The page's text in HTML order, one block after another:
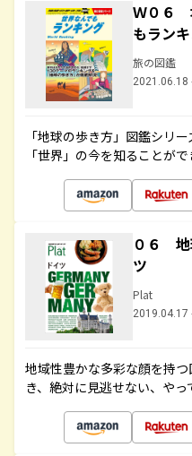
Ｗ０６
もラン
旅の図鑑
2021.06.18
「地球の歩き方」図鑑シリ
「世界」の今を知ることがで
０６
ツ
Plat
2019.04.17
地域性豊かな多彩な顔を持
き、絶対に見逃せない、や